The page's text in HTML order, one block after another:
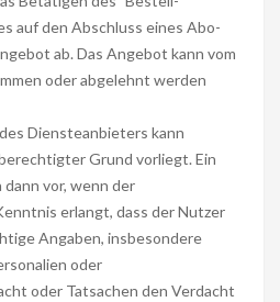
auf den Abschluss eines Abo-
ab. Das Angebot kann vom
oder abgelehnt werden
Diensteanbieters kann
Grund vorliegt. Ein
vor, wenn der
erlangt, dass der Nutzer
Angaben, insbesondere
oder
oder Tatsachen den Verdacht